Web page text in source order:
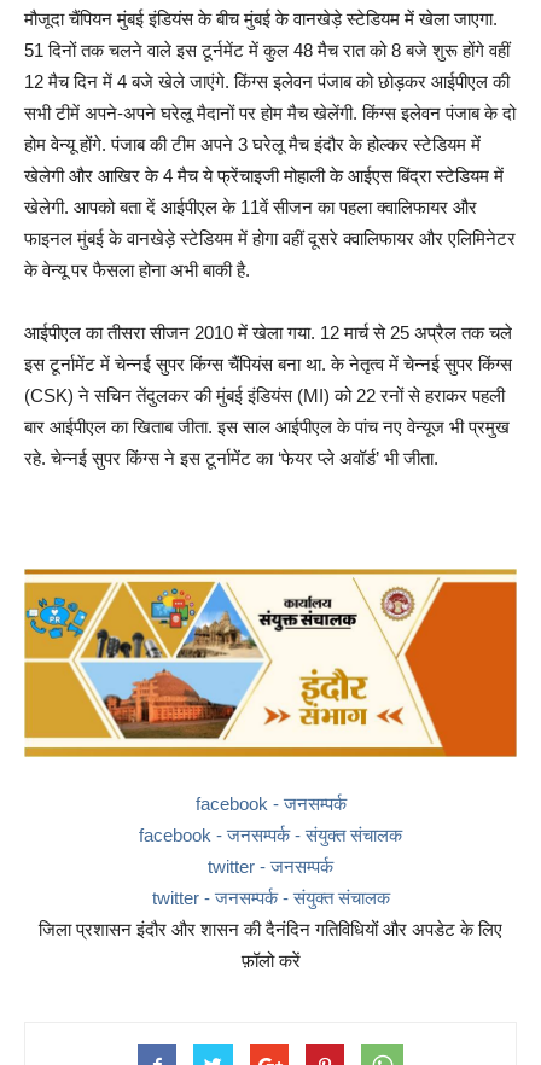
मौजूदा चैंपियन मुंबई इंडियंस के बीच मुंबई के वानखेड़े स्टेडियम में खेला जाएगा.
51 दिनों तक चलने वाले इस टूर्नमेंट में कुल 48 मैच रात को 8 बजे शुरू होंगे वहीं
12 मैच दिन में 4 बजे खेले जाएंगे. किंग्स इलेवन पंजाब को छोड़कर आईपीएल की
सभी टीमें अपने-अपने घरेलू मैदानों पर होम मैच खेलेंगी. किंग्स इलेवन पंजाब के दो
होम वेन्यू होंगे. पंजाब की टीम अपने 3 घरेलू मैच इंदौर के होल्कर स्टेडियम में
खेलेगी और आखिर के 4 मैच ये फ्रेंचाइजी मोहाली के आईएस बिंद्रा स्टेडियम में
खेलेगी. आपको बता दें आईपीएल के 11वें सीजन का पहला क्वालिफायर और
फाइनल मुंबई के वानखेड़े स्टेडियम में होगा वहीं दूसरे क्वालिफायर और एलिमिनेटर
के वेन्यू पर फैसला होना अभी बाकी है.
आईपीएल का तीसरा सीजन 2010 में खेला गया. 12 मार्च से 25 अप्रैल तक चले
इस टूर्नामेंट में चेन्नई सुपर किंग्स चैंपियंस बना था. के नेतृत्व में चेन्नई सुपर किंग्स
(CSK) ने सचिन तेंदुलकर की मुंबई इंडियंस (MI) को 22 रनों से हराकर पहली
बार आईपीएल का खिताब जीता. इस साल आईपीएल के पांच नए वेन्यूज भी प्रमुख
रहे. चेन्नई सुपर किंग्स ने इस टूर्नामेंट का ‘फेयर प्ले अवॉर्ड’ भी जीता.
facebook - जनसम्पर्क
facebook - जनसम्पर्क - संयुक्त संचालक
twitter - जनसम्पर्क
twitter - जनसम्पर्क - संयुक्त संचालक
जिला प्रशासन इंदौर और शासन की दैनंदिन गतिविधियों और अपडेट के लिए
फ़ॉलो करें